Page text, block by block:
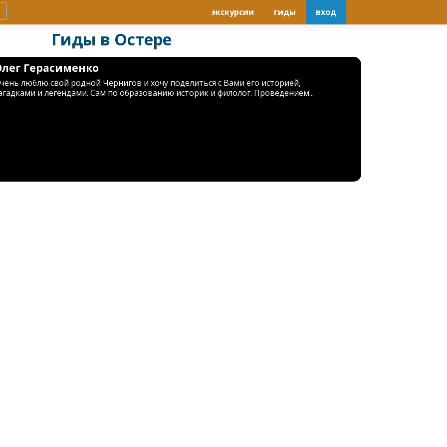
экскурсии гиды вход
Гиды в Остере
Герасименко
люблю свой родной Чернигов и хочу поделиться с Вами его историей,
и легендами. Сам по образованию историк и филолог. Проведением...